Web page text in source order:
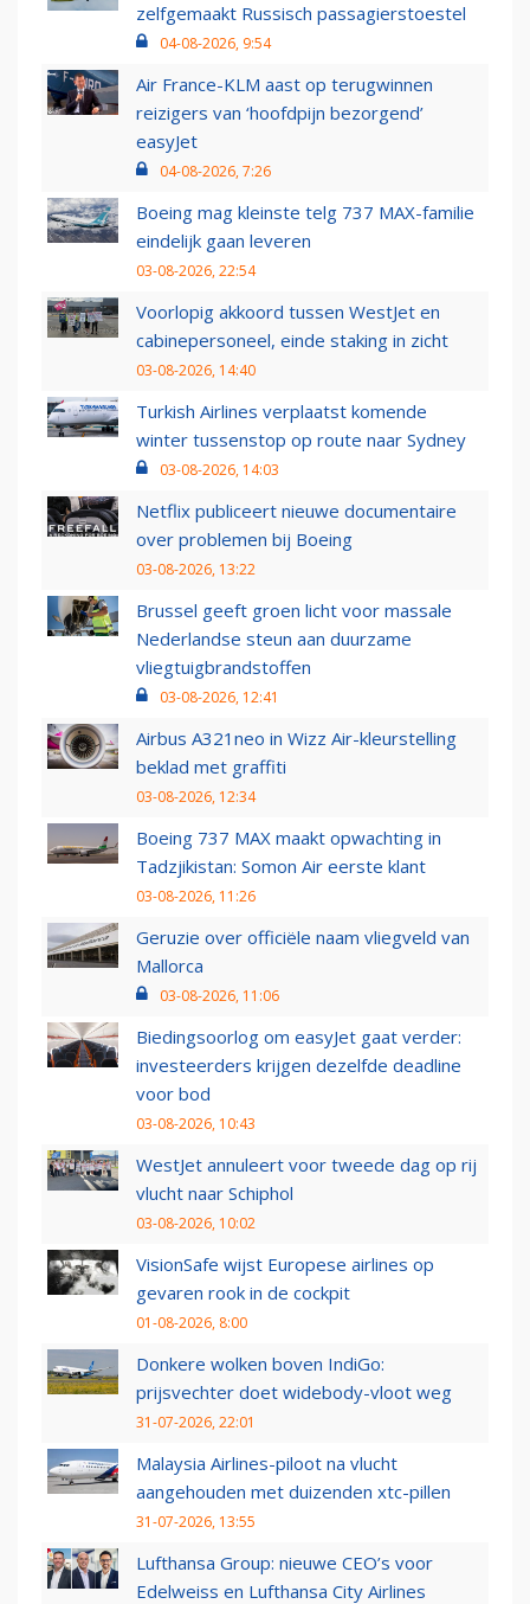
zelfgemaakt Russisch passagierstoestel
04-08-2026, 9:54
Air France-KLM aast op terugwinnen
reizigers van ‘hoofdpijn bezorgend’
easyJet
04-08-2026, 7:26
Boeing mag kleinste telg 737 MAX-familie
eindelijk gaan leveren
03-08-2026, 22:54
Voorlopig akkoord tussen WestJet en
cabinepersoneel, einde staking in zicht
03-08-2026, 14:40
Turkish Airlines verplaatst komende
winter tussenstop op route naar Sydney
03-08-2026, 14:03
Netflix publiceert nieuwe documentaire
over problemen bij Boeing
03-08-2026, 13:22
Brussel geeft groen licht voor massale
Nederlandse steun aan duurzame
vliegtuigbrandstoffen
03-08-2026, 12:41
Airbus A321neo in Wizz Air-kleurstelling
beklad met graffiti
03-08-2026, 12:34
Boeing 737 MAX maakt opwachting in
Tadzjikistan: Somon Air eerste klant
03-08-2026, 11:26
Geruzie over officiële naam vliegveld van
Mallorca
03-08-2026, 11:06
Biedingsoorlog om easyJet gaat verder:
investeerders krijgen dezelfde deadline
voor bod
03-08-2026, 10:43
WestJet annuleert voor tweede dag op rij
vlucht naar Schiphol
03-08-2026, 10:02
VisionSafe wijst Europese airlines op
gevaren rook in de cockpit
01-08-2026, 8:00
Donkere wolken boven IndiGo:
prijsvechter doet widebody-vloot weg
31-07-2026, 22:01
Malaysia Airlines-piloot na vlucht
aangehouden met duizenden xtc-pillen
31-07-2026, 13:55
Lufthansa Group: nieuwe CEO’s voor
Edelweiss en Lufthansa City Airlines